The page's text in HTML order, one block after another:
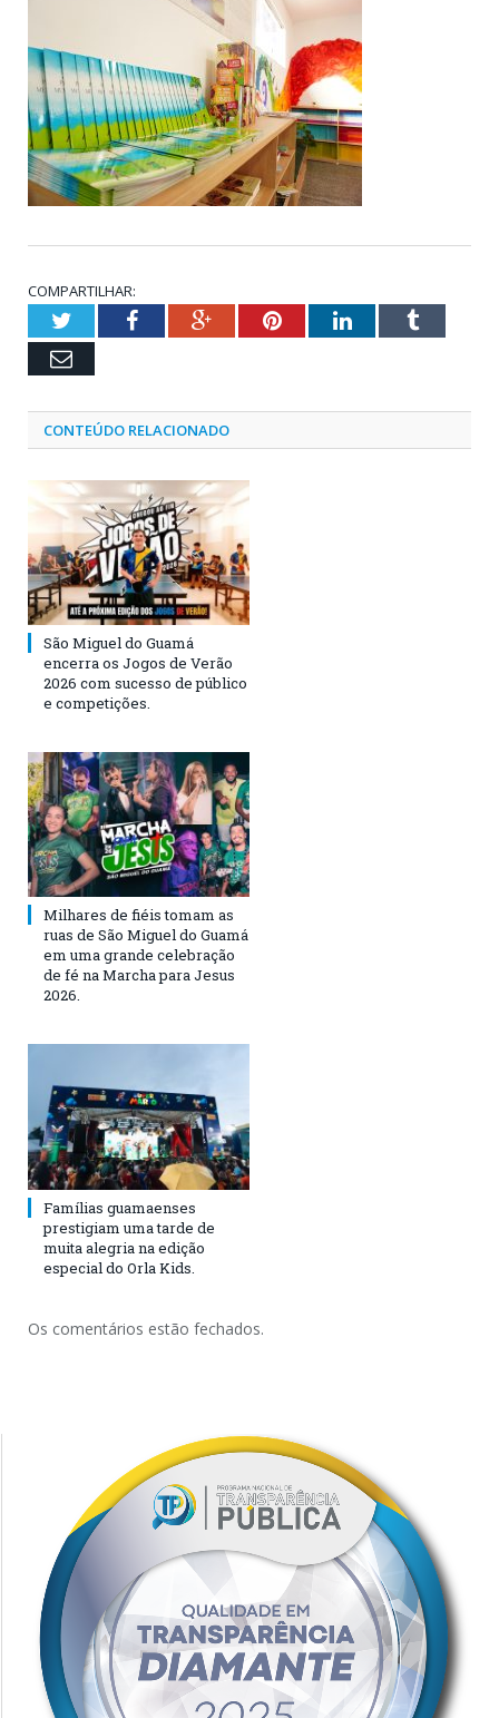
COMPARTILHAR:
TwitterFacebookGoogle+PinterestLinkedInTumblr
Email
CONTEÚDO RELACIONADO
São Miguel do Guamá
encerra os Jogos de Verão
2026 com sucesso de público
e competições.
Milhares de fiéis tomam as
ruas de São Miguel do Guamá
em uma grande celebração
de fé na Marcha para Jesus
2026.
Famílias guamaenses
prestigiam uma tarde de
muita alegria na edição
especial do Orla Kids.
Os comentários estão fechados.